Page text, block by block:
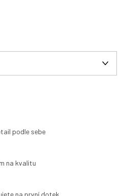
podle sebe
na kvalitu
na první dotek